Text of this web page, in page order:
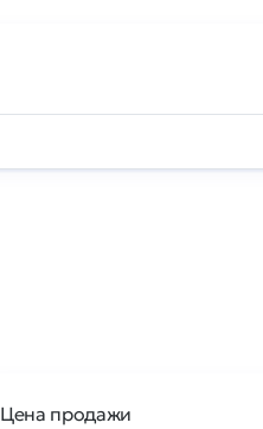
Цена продажи